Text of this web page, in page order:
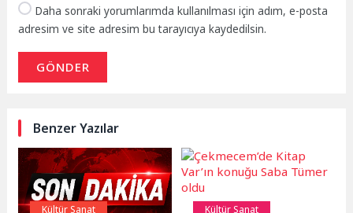
Daha sonraki yorumlarımda kullanılması için adım, e-posta
adresim ve site adresim bu tarayıcıya kaydedilsin.
GÖNDER
Benzer Yazılar
Kültür Sanat Kültür Sanat